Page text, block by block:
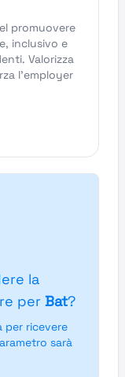
promuovere
inclusivo e
Valorizza
l'employer
la
per Bat?
per ricevere
sarà